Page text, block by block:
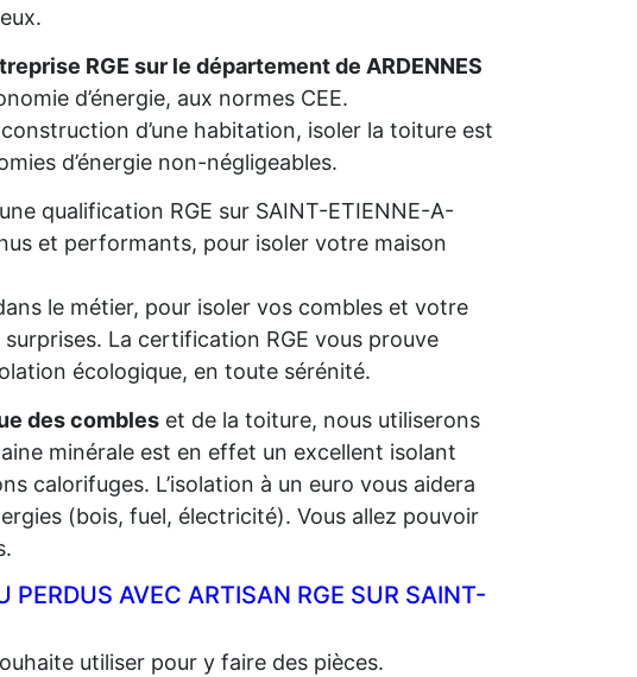
RGE sur le département de ARDENNES
d’énergie, aux normes CEE.
d’une habitation, isoler la toiture est
d’énergie non-négligeables.
qualification RGE sur SAINT-ETIENNE-A-
et performants, pour isoler votre maison
le métier, pour isoler vos combles et votre
La certification RGE vous prouve
écologique, en toute sérénité.
des combles et de la toiture, nous utiliserons
minérale est en effet un excellent isolant
calorifuges. L’isolation à un euro vous aidera
(bois, fuel, électricité). Vous allez pouvoir
PERDUS AVEC ARTISAN RGE SUR SAINT-
utiliser pour y faire des pièces.